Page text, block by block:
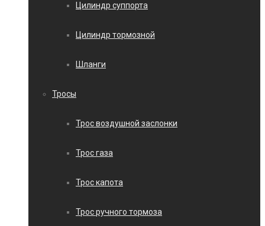
Цилиндр суппорта
Цилиндр тормозной
Шланги
Тросы
Трос воздушной заслонки
Трос газа
Трос капота
Трос ручного тормоза